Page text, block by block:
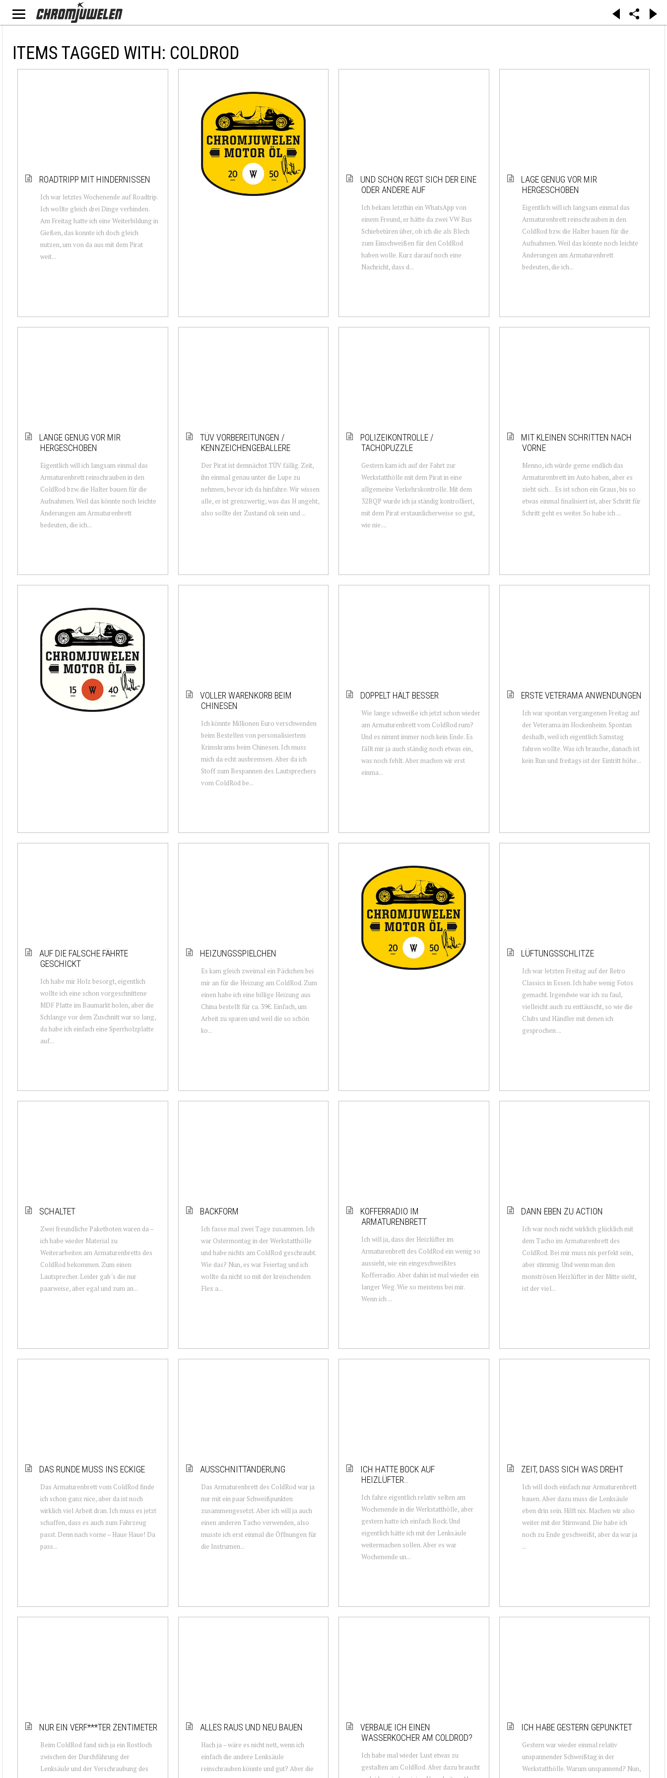
ITEMS TAGGED WITH: COLDROD
ROADTRIPP MIT HINDERNISSEN
Ich war letztes Wochenende auf Roadtrip.
Ich wollte gleich drei Dinge verbinden.
Am Freitag hatte ich eine Weiterbildung in
Gießen, das konnte ich doch gleich
nutzen, um von da aus mit dem Pirat
weit...
UND SCHON REGT SICH DER EINE
ODER ANDERE AUF
Ich bekam letzthin ein WhatsApp von
einem Freund, er hätte da zwei VW Bus
Schiebetüren über, ob ich die als Blech
zum Einschweißen für den ColdRod
haben wolle. Kurz darauf noch eine
Nachricht, dass d...
LAGE GENUG VOR MIR
HERGESCHOBEN
Eigentlich will ich langsam einmal das
Armaturenbrett reinschrauben in den
ColdRod bzw. die Halter bauen für die
Aufnahmen. Weil das könnte noch leichte
Änderungen am Armaturenbrett
bedeuten, die ich...
LANGE GENUG VOR MIR
HERGESCHOBEN
Eigentlich will ich langsam einmal das
Armaturenbrett reinschrauben in den
ColdRod bzw. die Halter bauen für die
Aufnahmen. Weil das könnte noch leichte
Änderungen am Armaturenbrett
bedeuten, die ich...
TÜV VORBEREITUNGEN /
KENNZEICHENGEBALLERE
Der Pirat ist demnächst TÜV fällig. Zeit,
ihn einmal genau unter die Lupe zu
nehmen, bevor ich da hinfahre. Wir wissen
alle, er ist grenzwertig, was das H angeht,
also sollte der Zustand ok sein und ...
POLIZEIKONTROLLE /
TACHOPUZZLE
Gestern kam ich auf der Fahrt zur
Werkstatthölle mit dem Pirat in eine
allgemeine Verkehrskontrolle. Mit dem
32BQP wurde ich ja ständig kontrolliert,
mit dem Pirat erstaunlicherweise so gut,
wie nie....
MIT KLEINEN SCHRITTEN NACH
VORNE
Menno, ich würde gerne endlich das
Armaturenbrett im Auto haben, aber es
zieht sich… Es ist schon ein Graus, bis so
etwas einmal finalisiert ist, aber Schritt für
Schritt geht es weiter. So habe ich ...
VOLLER WARENKORB BEIM
CHINESEN
Ich könnte Millionen Euro verschwenden
beim Bestellen von personalisiertem
Krimskrams beim Chinesen. Ich muss
mich da echt ausbremsen. Aber da ich
Stoff zum Bespannen des Lautsprechers
vom ColdRod be...
DOPPELT HÄLT BESSER
Wie lange schweiße ich jetzt schon wieder
am Armaturenbrett vom ColdRod rum?
Und es nimmt immer noch kein Ende. Es
fällt mir ja auch ständig noch etwas ein,
was noch fehlt. Aber machen wir erst
einma...
ERSTE VETERAMA ANWENDUNGEN
Ich war spontan vergangenen Freitag auf
der Veterama im Hockenheim. Spontan
deshalb, weil ich eigentlich Samstag
fahren wollte. Was ich brauche, danach ist
kein Run und freitags ist der Eintritt höhe...
AUF DIE FALSCHE FÄHRTE
GESCHICKT
Ich habe mir Holz besorgt, eigentlich
wollte ich eine schon vorgeschnittene
MDF Platte im Baumarkt holen, aber die
Schlange vor dem Zuschnitt war so lang,
da habe ich einfach eine Sperrholzplatte
auf...
HEIZUNGSSPIELCHEN
Es kam gleich zweimal ein Päckchen bei
mir an für die Heizung am ColdRod. Zum
einen habe ich eine billige Heizung aus
China bestellt für ca. 39€. Einfach, um
Arbeit zu sparen und weil die so schön
ko...
LÜFTUNGSSCHLITZE
Ich war letzten Freitag auf der Retro
Classics in Essen. Ich habe wenig Fotos
gemacht. Irgendwie war ich zu faul,
vielleicht auch zu enttäuscht, so wie die
Clubs und Händler mit denen ich
gesprochen ...
SCHALTET
Zwei freundliche Paketboten waren da –
ich habe wieder Material zu
Weiterarbeiten am Armaturenbretts des
ColdRod bekommen. Zum einen
Lautsprecher. Leider gab´s die nur
paarweise, aber egal und zum an...
BACKFORM
Ich fasse mal zwei Tage zusammen. Ich
war Ostermontag in der Werkstatthölle
und habe nichts am ColdRod geschraubt.
Wie das? Nun, es war Feiertag und ich
wollte da nicht so mit der kreischenden
Flex a...
KOFFERRADIO IM
ARMATURENBRETT
Ich will ja, dass der Heizlüfter im
Armaturenbrett des ColdRod ein wenig so
aussieht, wie ein eingeschweißtes
Kofferradio. Aber dahin ist mal wieder ein
langer Weg. Wie so meistens bei mir.
Wenn ich ...
DANN EBEN ZU ACTION
Ich war noch nicht wirklich glücklich mit
dem Tacho im Armaturenbrett des
ColdRod. Bei mir muss nix perfekt sein,
aber stimmig. Und wenn man den
monströsen Heizlüfter in der Mitte sieht,
ist der viel...
DAS RUNDE MUSS INS ECKIGE
Das Armaturenbrett vom ColdRod finde
ich schon ganz nice, aber da ist noch
wirklich viel Arbeit dran. Ich muss es jetzt
schaffen, dass es auch zum Fahrzeug
passt. Denn nach vorne – Haue Haue! Da
pass...
AUSSCHNITTÄNDERUNG
Das Armaturenbrett des ColdRod war ja
nur mit ein paar Schweißpunkten
zusammengesetzt. Aber ich will ja auch
einen anderen Tacho verwenden, also
musste ich erst einmal die Öffnungen für
die Instrumen...
ICH HATTE BOCK AUF
HEIZLÜFTER…
Ich fahre eigentlich relativ selten am
Wochenende in die Werkstatthölle, aber
gestern hatte ich einfach Bock. Und
eigentlich hätte ich mit der Lenksäule
weitermachen sollen. Aber es war
Wochenende un...
ZEIT, DASS SICH WAS DREHT
Ich will doch einfach nur Armaturenbrett
bauen. Aber dazu muss die Lenksäule
eben drin sein. Hilft nix. Machen wir also
weiter mit der Stirnwand. Die habe ich
noch zu Ende geschweißt, aber da war ja
...
NUR EIN VERF***TER ZENTIMETER
Beim ColdRod fand sich ja ein Rostloch
zwischen der Durchführung der
Lenksäule und der Verschraubung des
ALLES RAUS UND NEU BAUEN
Hach ja – wäre es nicht nett, wenn ich
einfach die andere Lenksäule
reinschrauben könnte und gut? Aber die
VERBAUE ICH EINEN
WASSERKOCHER AM COLDROD?
Ich habe mal wieder Lust etwas zu
gestalten am ColdRod. Aber dazu braucht
ICH HABE GESTERN GEPUNKTET
Gestern war wieder einmal relativ
unspannender Schweißtag in der
Werkstatthölle. Warum unspannend? Nun,